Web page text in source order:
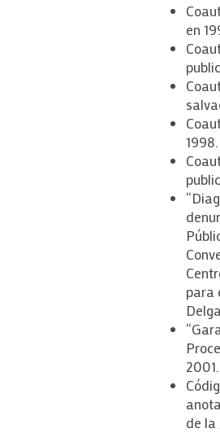
en
1998.
para
2001.
de la